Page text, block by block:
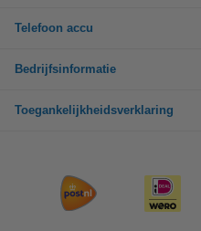
Telefoon accu
Bedrijfsinformatie
Toegankelijkheidsverklaring